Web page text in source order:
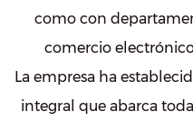
como con
comercio
La empresa ha
integral que abarca